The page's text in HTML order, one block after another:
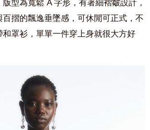
型為寬鬆 A 字形，有著細褶皺設計，
百摺的飄逸垂墜感，可休閒可正式，不
和罩衫，單單一件穿上身就很大方好